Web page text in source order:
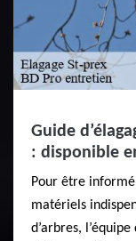
Guide
: disponible
Pour être
matériels
d’arbres,